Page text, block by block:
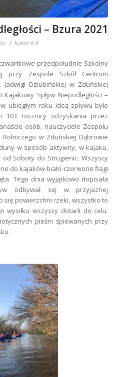
– Bzura 2021
/ Autor A K
przedpołudnie Szkolny
przy Zespole Szkół Centrum
Jadwigi Dziubińskiej w Zduńskiej
Kajakowy Spływ Niepodległości –
ubiegłym roku ideą spływu było
103 rocznicy odzyskania przez
osób, nauczyciele Zespołu
Rolniczego w Zduńskiej Dąbrowie
w sposób aktywny, w kajaku,
od Soboty do Strugienic. Wszyscy
do kajaków biało-czerwone flagi
Tego dnia wyjątkowo dopisała
odbywał się w przyjaznej
się powierzchni rzeki, wszystko to
wysiłku wszyscy dotarli do celu.
pieśni śpiewanych przy